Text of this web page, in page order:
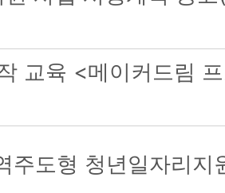
교육 <메이커드림
주도형 청년일자리지